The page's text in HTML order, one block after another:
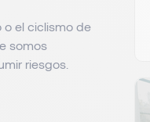
o el ciclismo de
somos
riesgos.